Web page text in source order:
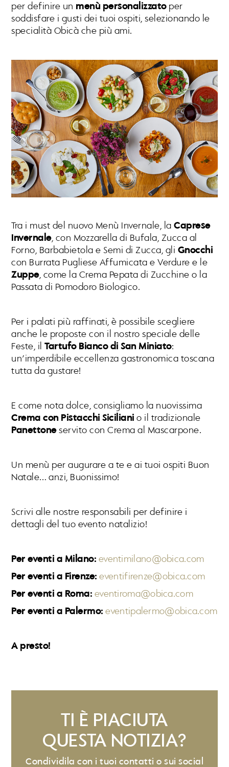
per definire un menù personalizzatoper
soddisfare i gusti dei tuoi ospiti, selezionando le
specialità Obicà che più ami.
Tra i must del nuovo Menù Invernale, laCaprese
Invernale, con Mozzarella di Bufala, Zucca al
Forno, Barbabietola e Semi di Zucca, gli Gnocchi
con Burrata Pugliese Affumicata e Verdure e le
Zuppe, come la Crema Pepata di Zucchine o la
Passata di Pomodoro Biologico.
Per i palati più raffinati, è possibile scegliere
anche le proposte con il nostro speciale delle
Feste, ilTartufo Bianco di San Miniato:
un’imperdibile eccellenza gastronomica toscana
tutta da gustare!
E come nota dolce, consigliamo la nuovissima
Crema con Pistacchi Siciliani o il tradizionale
Panettoneservito con Crema al Mascarpone.
Un menù per augurare a te e ai tuoi ospiti Buon
Natale… anzi, Buonissimo!
Scrivi alle nostre responsabili per definire i
dettagli del tuo evento natalizio!
Per eventi a Milano: eventimilano@obica.com
Per eventi a Firenze: eventifirenze@obica.com
Per eventi a Roma: eventiroma@obica.com
Per eventi a Palermo: eventipalermo@obica.com
A presto!
TI È PIACIUTA
QUESTA NOTIZIA?
Condividila con i tuoi contatti o sui social